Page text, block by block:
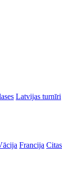
Latvijas turnīri
Francija